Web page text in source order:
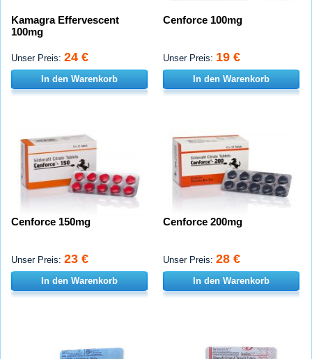
Kamagra Effervescent
100mg
Unser Preis: 24 €
In den Warenkorb
Cenforce 100mg
Unser Preis: 19 €
In den Warenkorb
Cenforce 150mg
Unser Preis: 23 €
In den Warenkorb
Cenforce 200mg
Unser Preis: 28 €
In den Warenkorb